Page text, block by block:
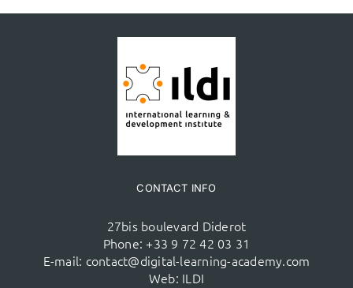
CONTACT INFO
27bis boulevard Diderot
Phone: +33 9 72 42 03 31
E-mail: contact@digital-learning-academy.com
Web: ILDI